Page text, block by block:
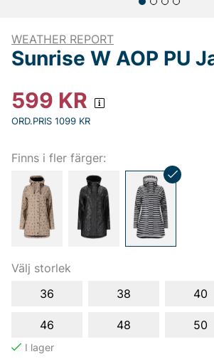
WEATHER REPORT
Sunrise W AOP PU
599 KR
ORD.PRIS 1099 KR
Finns i fler färger:
Välj storlek
36
38 40
46 48 50